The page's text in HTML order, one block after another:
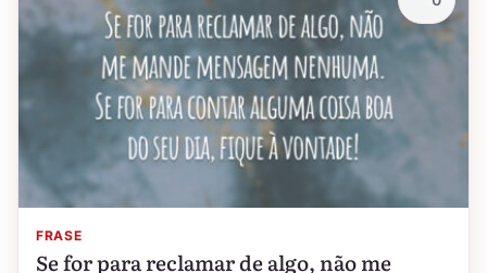
FRASE
Se for para reclamar de algo, não me